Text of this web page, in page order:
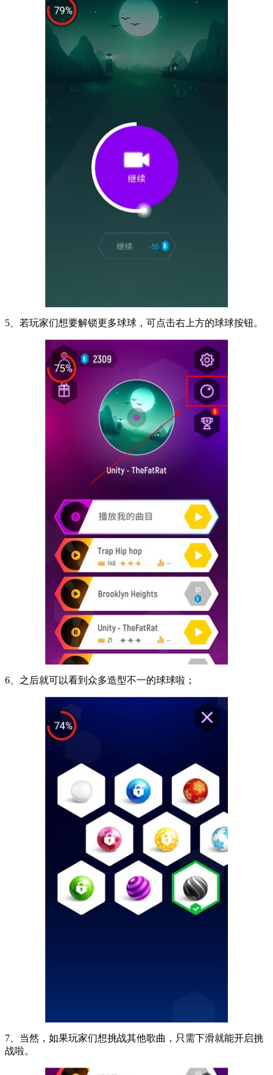
5、若玩家们想要解锁更多球球，可点击右上方的球球按钮。
6、之后就可以看到众多造型不一的球球啦；
7、当然，如果玩家们想挑战其他歌曲，只需下滑就能开启挑
战啦。